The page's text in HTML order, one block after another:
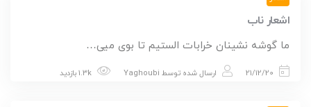
اشعار ناب
ما گوشه نشینان خرابات الستیم تا بوی میی…
21/12/20 ارسال شده توسط Yaghoubi